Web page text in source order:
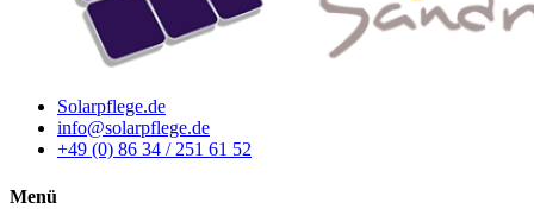
Solarpflege.de
info@solarpflege.de
+49 (0) 86 34 / 251 61 52
Menü